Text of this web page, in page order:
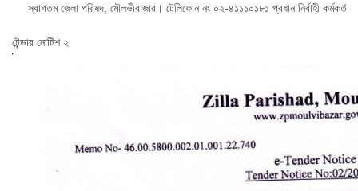
জেলা পরিষদ, মৌলভীবাজার। টেলিফোন নং ০২-৪১১১০১৮১ প্রধান নির্বাহী কর্মকর্তা
টেন্ডার নোটিশ ২